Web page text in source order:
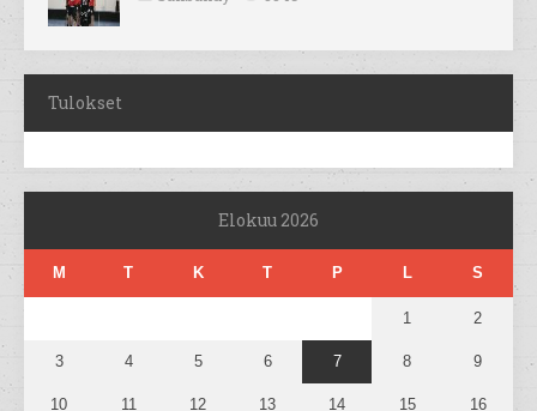
Tulokset
Elokuu 2026
M T K T P L S
1 2
3 4 5 6 7 8 9
10 11 12 13 14 15 16